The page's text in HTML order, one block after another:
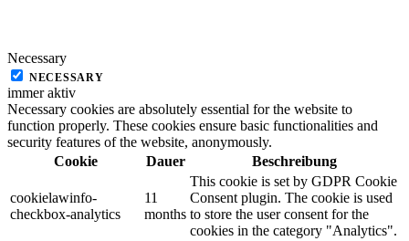
Necessary
NECESSARY
immer aktiv
Necessary cookies are absolutely essential for the website to
function properly. These cookies ensure basic functionalities and
security features of the website, anonymously.
Cookie
Dauer Beschreibung
cookielawinfo-
checkbox-analytics
11
months
This cookie is set by GDPR Cookie
Consent plugin. The cookie is used
to store the user consent for the
cookies in the category "Analytics".